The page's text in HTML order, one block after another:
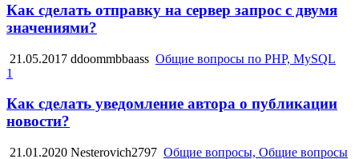
Как сделать отправку на сервер запрос с двумя
значениями?
21.05.2017 ddoommbbaass Общие вопросы по PHP, MySQL
1
Как сделать уведомление автора о публикации
новости?
21.01.2020 Nesterovich2797 Общие вопросы, Общие вопросы